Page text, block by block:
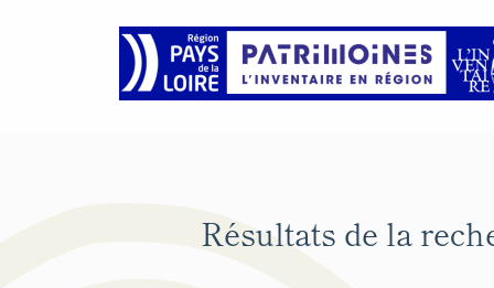
Résultats de la